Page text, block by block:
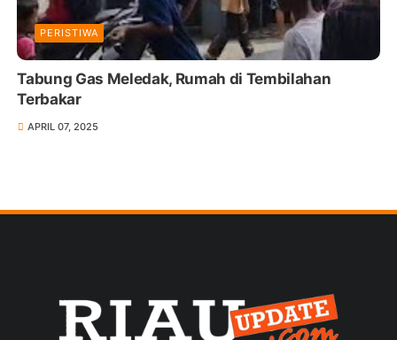
PERISTIWA
Tabung Gas Meledak, Rumah di Tembilahan
Terbakar
APRIL 07, 2025